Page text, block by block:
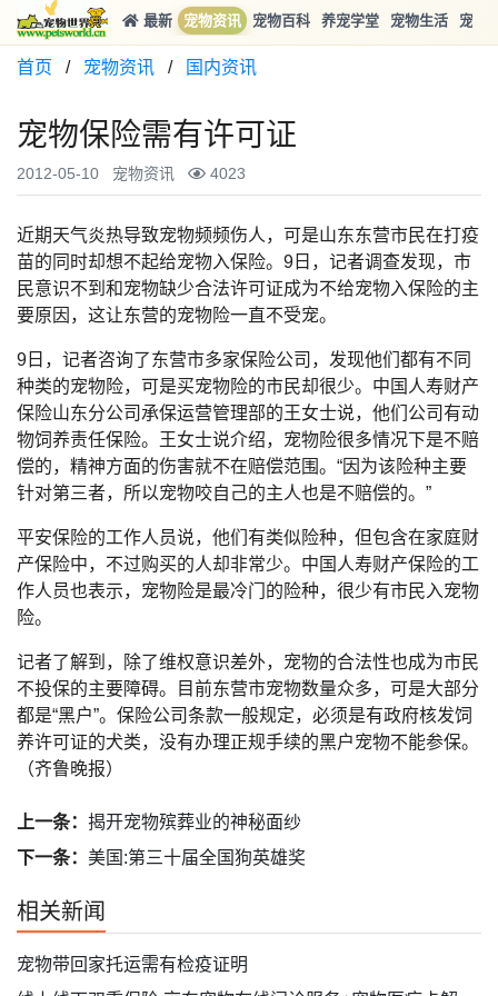
最新 宠物资讯 宠物百科 养宠学堂 宠物生活 宠物
首页 / 宠物资讯 / 国内资讯
宠物保险需有许可证
2012-05-10 宠物资讯 4023
近期天气炎热导致宠物频频伤人，可是山东东营市民在打疫
苗的同时却想不起给宠物入保险。9日，记者调查发现，市
民意识不到和宠物缺少合法许可证成为不给宠物入保险的主
要原因，这让东营的宠物险一直不受宠。
9日，记者咨询了东营市多家保险公司，发现他们都有不同
种类的宠物险，可是买宠物险的市民却很少。中国人寿财产
保险山东分公司承保运营管理部的王女士说，他们公司有动
物饲养责任保险。王女士说介绍，宠物险很多情况下是不赔
偿的，精神方面的伤害就不在赔偿范围。“因为该险种主要
针对第三者，所以宠物咬自己的主人也是不赔偿的。”
平安保险的工作人员说，他们有类似险种，但包含在家庭财
产保险中，不过购买的人却非常少。中国人寿财产保险的工
作人员也表示，宠物险是最冷门的险种，很少有市民入宠物
险。
记者了解到，除了维权意识差外，宠物的合法性也成为市民
不投保的主要障碍。目前东营市宠物数量众多，可是大部分
都是“黑户”。保险公司条款一般规定，必须是有政府核发饲
养许可证的犬类，没有办理正规手续的黑户宠物不能参保。
（齐鲁晚报）
上一条： 揭开宠物殡葬业的神秘面纱
下一条： 美国:第三十届全国狗英雄奖
相关新闻
宠物带回家托运需有检疫证明